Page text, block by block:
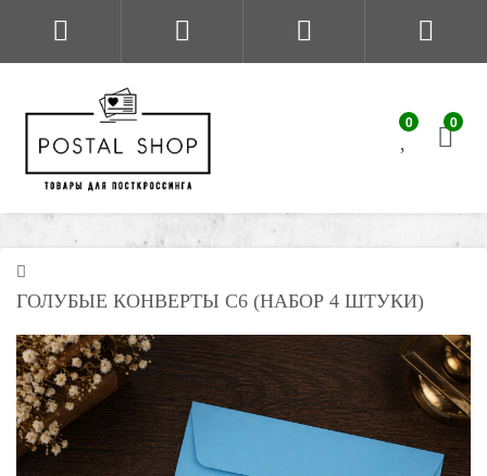
0 0
ГОЛУБЫЕ КОНВЕРТЫ C6 (НАБОР 4 ШТУКИ)